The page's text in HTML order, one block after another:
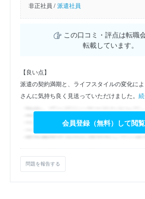
非正社員 / 派遣社員
この口コミ・評点は転職
転載しています。
【良い点】
派遣の契約満期と、ライフスタイルの変化に
さんに気持ち良く見送っていただけました。
会員登録（無料）して閲
問題を報告する